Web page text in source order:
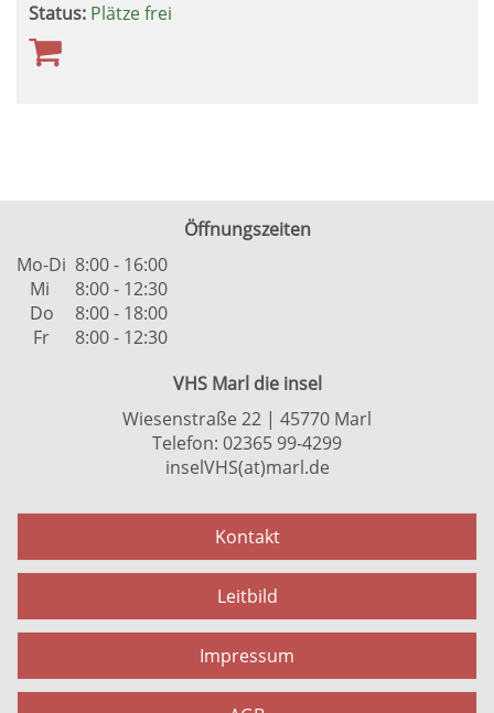
Status: Plätze frei
Öffnungszeiten
Mo-Di 8:00 - 16:00
Mi
8:00 - 12:30
Do
8:00 - 18:00
Fr
8:00 - 12:30
VHS Marl die insel
Wiesenstraße 22 | 45770 Marl
Telefon: 02365 99-4299
inselVHS(at)marl.de
Kontakt
Leitbild
Impressum